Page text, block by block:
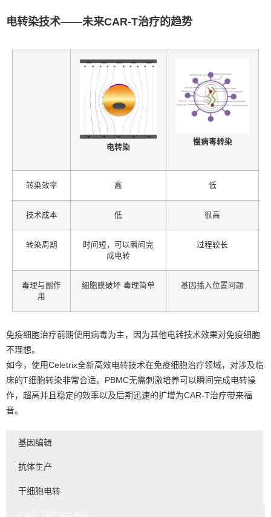
电转染技术——未来CAR-T治疗的趋势
电转染
慢病毒转染
转染效率 高 低
技术成本 低 很高
转染周期
时间短，可以瞬间完
成电转
过程较长
毒理与副作
用
细胞膜破坏 毒理简单 基因插入位置问题
免疫细胞治疗前期使用病毒为主，因为其他电转技术效果对免疫细胞
不理想。
如今，使用Celetrix全新高效电转技术在免疫细胞治疗领域，对涉及临
床的T细胞转染非常合适。PBMC无需刺激培养可以瞬间完成电转操
作，超高并且稳定的效率以及后期迅速的扩增为CAR-T治疗带来福
音。
基因编辑
抗体生产
干细胞电转